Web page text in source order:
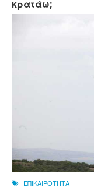
κρατάω;
ΕΠΙΚΑΙΡΟΤΗΤΑ